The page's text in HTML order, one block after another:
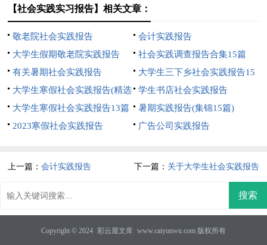
【社会实践实习报告】相关文章：
敬老院社会实践报告
会计实践报告
大学生假期敬老院实践报告
社会实践调查报告合集15篇
有关暑期社会实践报告
大学生三下乡社会实践报告15
篇
大学生寒假社会实践报告(精选
15篇)
学生书店社会实践报告
大学生寒假社会实践报告13篇
暑期实践报告(集锦15篇)
2023寒假社会实践报告
广告公司实践报告
上一篇：会计实践报告 下一篇： 关于大学生社会实践报告
Copyright © 2024 彩云屋文库 www.caiyunwu.com 版权所有